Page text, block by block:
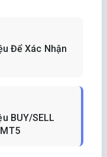
Để Xác Nhận
BUY/SELL